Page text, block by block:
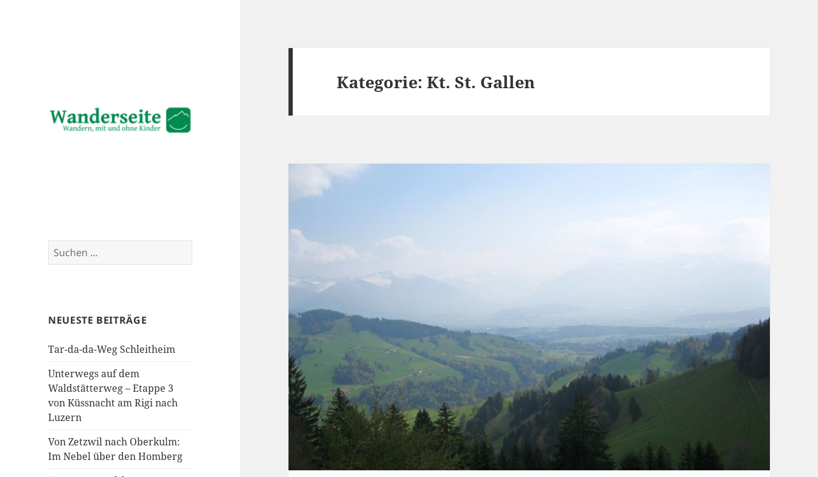
Suchen
nach:
NEUESTE BEITRÄGE
Tar-da-da-Weg Schleitheim
Unterwegs auf dem
Waldstätterweg – Etappe 3
von Küssnacht am Rigi nach
Luzern
Von Zetzwil nach Oberkulm:
Im Nebel über den Homberg
Kategorie:Kt. St. Gallen